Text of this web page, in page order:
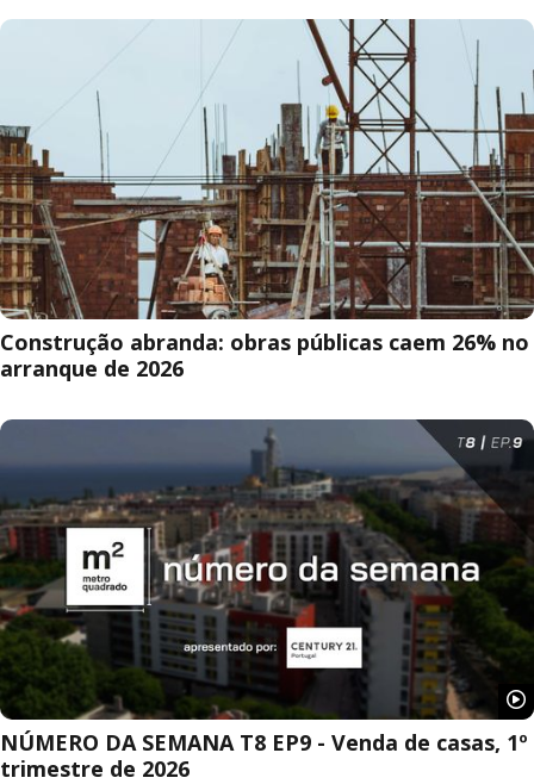
Construção abranda: obras públicas caem 26% no
arranque de 2026
NÚMERO DA SEMANA T8 EP9 - Venda de casas, 1º
trimestre de 2026